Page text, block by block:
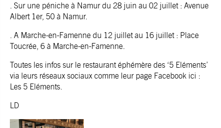
. Sur une péniche à Namur du 28 juin au 02 juillet : Avenue
Albert 1er, 50 à Namur.
. A Marche-en-Famenne du 12 juillet au 16 juillet : Place
Toucrée, 6 à Marche-en-Famenne.
Toutes les infos sur le restaurant éphémère des ‘5 Eléments’
via leurs réseaux sociaux comme leur page Facebook ici :
Les 5 Eléments.
LD